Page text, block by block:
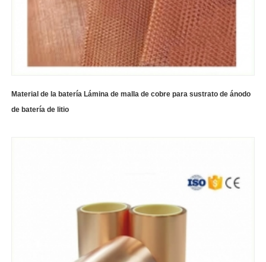
Material de la batería Lámina de malla de cobre para sustrato de ánodo
de batería de litio